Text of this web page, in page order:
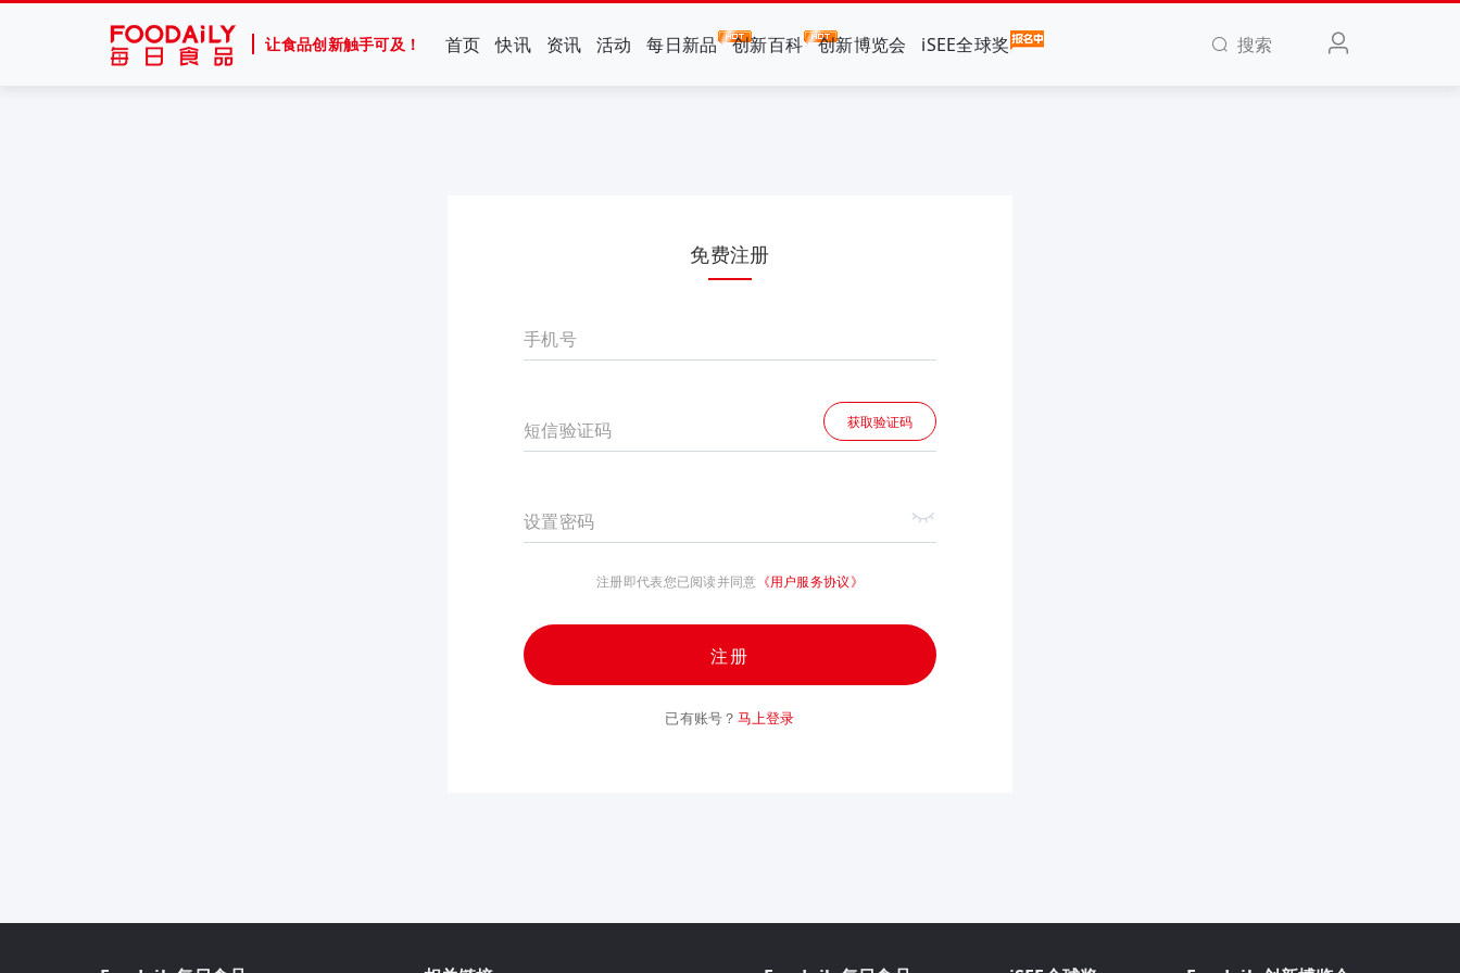
让食品创新触手可及！ 首页 快讯 资讯 活动 每日新品 创新百科 创新博览会 iSEE全球奖 搜索
免费注册
手机号
短信验证码 获取验证码
设置密码
注册即代表您已阅读并同意 《用户服务协议》
注册
已有账号？ 马上登录